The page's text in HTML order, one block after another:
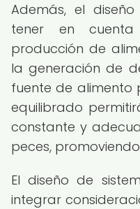
Además, el
tener en
producción de
la generación de
fuente de alimento
equilibrado
constante y
peces,
El diseño de
integrar